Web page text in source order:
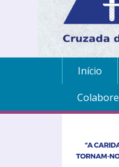
Início
Colabore